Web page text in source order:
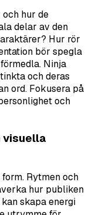
hur de
delar av den
Hur rör
bör spegla
Ninja
och deras
ord. Fokusera på
och
visuella
Rytmen och
hur publiken
skapa energi